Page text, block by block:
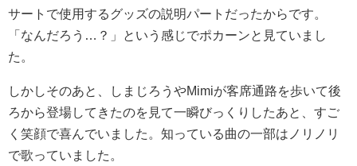
サートで使用するグッズの説明パートだったからです。
「なんだろう…？」という感じでポカーンと見ていまし
た。
しかしそのあと、しまじろうやMimiが客席通路を歩いて後
ろから登場してきたのを見て一瞬びっくりしたあと、すご
く笑顔で喜んでいました。知っている曲の一部はノリノリ
で歌っていました。